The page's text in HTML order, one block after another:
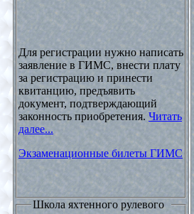
Для регистрации нужно написать
заявление в ГИМС, внести плату
за регистрацию и принести
квитанцию, предъявить
документ, подтверждающий
законность приобретения. Читать
далее...
Экзаменационные билеты ГИМС
Школа яхтенного рулевого